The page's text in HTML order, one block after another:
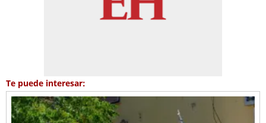
Te puede interesar: